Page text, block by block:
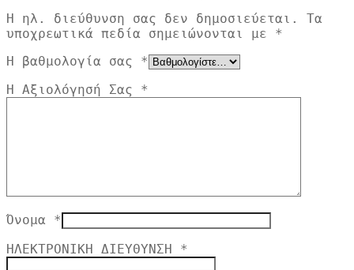
Η ηλ. διεύθυνση σας δεν δημοσιεύεται.
Τα
υποχρεωτικά πεδία σημειώνονται με *
Η βαθμολογία σας *
Η Αξιολόγησή Σας *
Όνομα *
ΗΛΕΚΤΡΟΝΙΚΗ ΔΙΕΥΘΥΝΣΗ *